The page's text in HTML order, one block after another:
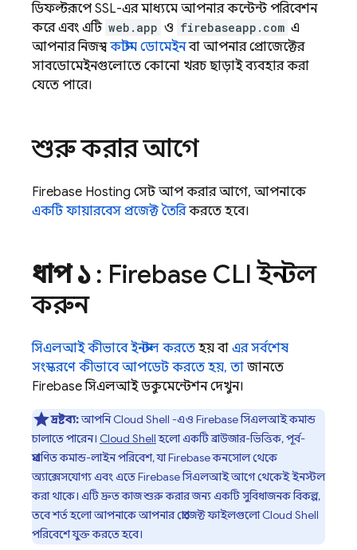
ডিফল্টরূপে SSL-এর মাধ্যমে আপনার কন্টেন্ট পরিবেশন
করে এবং এটি web.app ও firebaseapp.com এ
আপনার নিজস্বকাস্টম ডোমেইনবা আপনার প্রোজেক্টের
সাবডোমেইনগুলোতে কোনো খরচ ছাড়াই ব্যবহার করা
যেতে পারে।
শুরু করার আগে
Firebase Hosting সেট আপ করার আগে, আপনাকে
একটি ফায়ারবেস প্রজেক্ট তৈরিকরতে হবে।
ধাপ ১: Firebase CLI ইনস্টল
করুন
সিএলআই কীভাবে ইনস্টল করতে হয় বা এর সর্বশেষ
সংস্করণে কীভাবে আপডেট করতে হয়, তা জানতে
Firebaseসিএলআই ডকুমেন্টেশন দেখুন।
দ্রষ্টব্য:আপনিCloud Shell -এও Firebaseসিএলআই কমান্ড
চালাতে পারেন। Cloud Shellহলো একটি ব্রাউজার-ভিত্তিক, পূর্ব-
প্রমাণিত কমান্ড-লাইন পরিবেশ, যাFirebaseকনসোল থেকে
অ্যাক্সেসযোগ্য এবং এতেFirebaseসিএলআই আগে থেকেই ইনস্টল
করা থাকে। এটি দ্রুত কাজ শুরু করার জন্য একটি সুবিধাজনক বিকল্প,
তবে শর্ত হলো আপনাকে আপনার প্রোজেক্ট ফাইলগুলোCloud Shell
পরিবেশে যুক্ত করতে হবে।